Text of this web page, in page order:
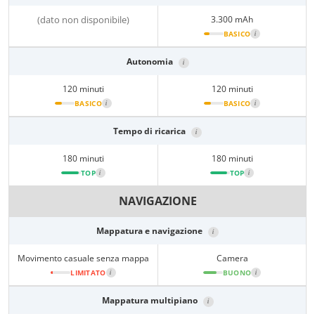
(dato non disponibile) 3.300 mAh
BASICO i
Autonomia i
120 minuti
BASICO i
120 minuti
BASICO i
Tempo di ricarica i
180 minuti
TOP i
180 minuti
TOP i
NAVIGAZIONE
Mappatura e navigazione i
Movimento casuale senza mappa
LIMITATO i
Camera
BUONO i
Mappatura multipiano i